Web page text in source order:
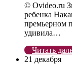
© Ovideo.ru
ребенка
премьерном
удивила…
Читать
21 декабря